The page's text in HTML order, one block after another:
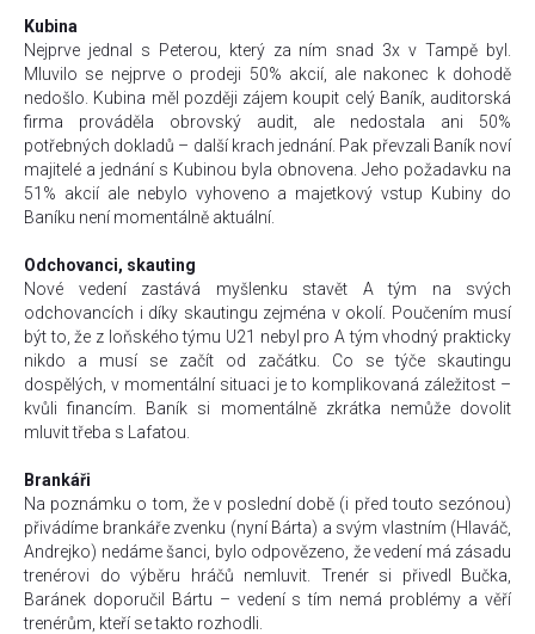
Kubina
Nejprve jednal s Peterou, který za ním snad 3x v Tampě byl.
Mluvilo se nejprve o prodeji 50% akcií, ale nakonec k dohodě
nedošlo. Kubina měl později zájem koupit celý Baník, auditorská
firma prováděla obrovský audit, ale nedostala ani 50%
potřebných dokladů – další krach jednání. Pak převzali Baník noví
majitelé a jednání s Kubinou byla obnovena. Jeho požadavku na
51% akcií ale nebylo vyhoveno a majetkový vstup Kubiny do
Baníku není momentálně aktuální.
Odchovanci, skauting
Nové vedení zastává myšlenku stavět A tým na svých
odchovancích i díky skautingu zejména v okolí. Poučením musí
být to, že z loňského týmu U21 nebyl pro A tým vhodný prakticky
nikdo a musí se začít od začátku. Co se týče skautingu
dospělých, v momentální situaci je to komplikovaná záležitost –
kvůli financím. Baník si momentálně zkrátka nemůže dovolit
mluvit třeba s Lafatou.
Brankáři
Na poznámku o tom, že v poslední době (i před touto sezónou)
přivádíme brankáře zvenku (nyní Bárta) a svým vlastním (Hlaváč,
Andrejko) nedáme šanci, bylo odpovězeno, že vedení má zásadu
trenérovi do výběru hráčů nemluvit. Trenér si přivedl Bučka,
Baránek doporučil Bártu – vedení s tím nemá problémy a věří
trenérům, kteří se takto rozhodli.